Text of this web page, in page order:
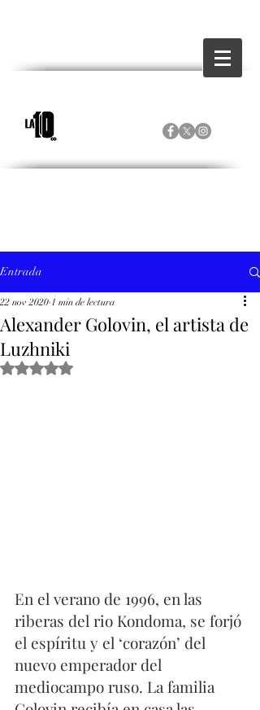
Entrada
Alexander Golovin, el artista de
Luzhniki
22 nov 2020 1 min de lectura
Obtuvo NaN de 5 estrellas.
En el verano de 1996, en las
riberas del rio Kondoma, se forjó
el espíritu y el ‘corazón’ del
nuevo emperador del
mediocampo ruso. La familia